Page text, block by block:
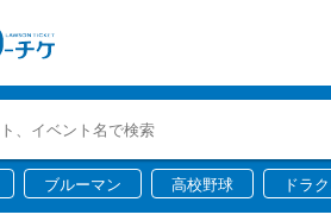
ブルーマン 高校野球 ドラ